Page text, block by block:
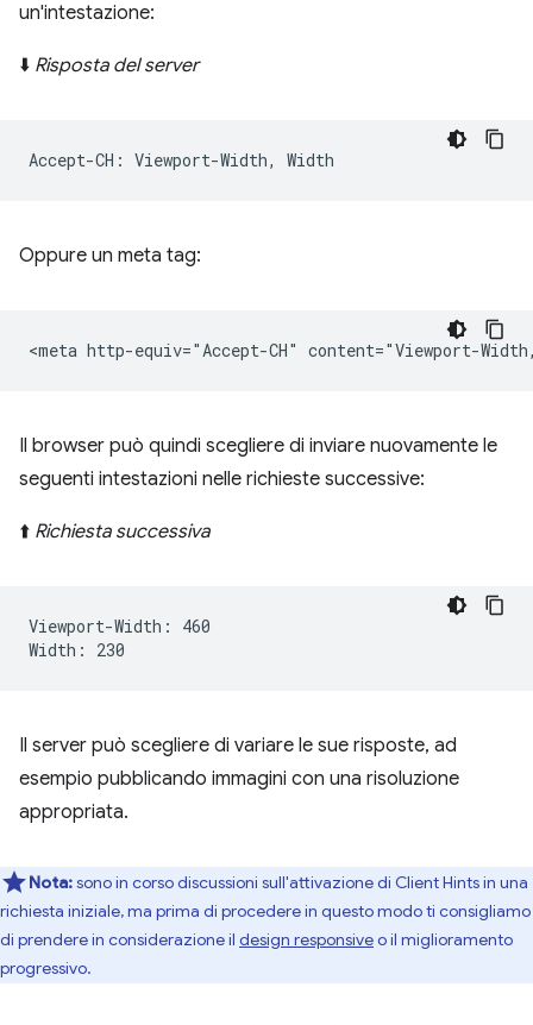
un'intestazione:
⬇️ Risposta del server
Oppure un meta tag:
Il browser può quindi scegliere di inviare nuovamente le
seguenti intestazioni nelle richieste successive:
⬆️ Richiesta successiva
Viewport-Width: 460
Il server può scegliere di variare le sue risposte, ad
esempio pubblicando immagini con una risoluzione
appropriata.
Nota:sono in corso discussioni sull'attivazione di Client Hints in una
richiesta iniziale, ma prima di procedere in questo modo ti consigliamo
di prendere in considerazione il design responsiveo il miglioramento
progressivo.